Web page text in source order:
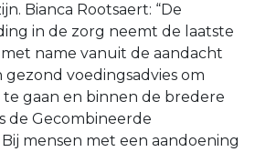
Bianca Rootsaert: “De
in de zorg neemt de laatste
name vanuit de aandacht
voedingsadvies om
gaan en binnen de bredere
de Gecombineerde
mensen met een aandoening